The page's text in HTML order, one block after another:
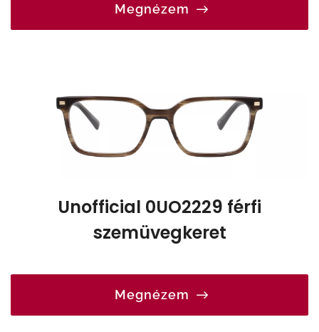
Megnézem
Unofficial 0UO2229 férfi
szemüvegkeret
Megnézem